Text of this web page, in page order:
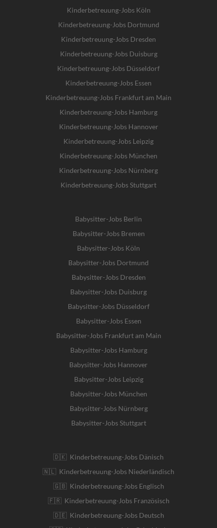
Kinderbetreuung-Jobs Köln
Kinderbetreuung-Jobs Dortmund
Kinderbetreuung-Jobs Dresden
Kinderbetreuung-Jobs Duisburg
Kinderbetreuung-Jobs Düsseldorf
Kinderbetreuung-Jobs Essen
Kinderbetreuung-Jobs Frankfurt am Main
Kinderbetreuung-Jobs Hamburg
Kinderbetreuung-Jobs Hannover
Kinderbetreuung-Jobs Leipzig
Kinderbetreuung-Jobs München
Kinderbetreuung-Jobs Nürnberg
Kinderbetreuung-Jobs Stuttgart
Babysitter-Jobs Berlin
Babysitter-Jobs Bremen
Babysitter-Jobs Köln
Babysitter-Jobs Dortmund
Babysitter-Jobs Dresden
Babysitter-Jobs Duisburg
Babysitter-Jobs Düsseldorf
Babysitter-Jobs Essen
Babysitter-Jobs Frankfurt am Main
Babysitter-Jobs Hamburg
Babysitter-Jobs Hannover
Babysitter-Jobs Leipzig
Babysitter-Jobs München
Babysitter-Jobs Nürnberg
Babysitter-Jobs Stuttgart
🇩🇰 Kinderbetreuung-Jobs Dänisch
🇳🇱 Kinderbetreuung-Jobs Niederländisch
🇬🇧 Kinderbetreuung-Jobs Englisch
🇫🇷 Kinderbetreuung-Jobs Französisch
🇩🇪 Kinderbetreuung-Jobs Deutsch